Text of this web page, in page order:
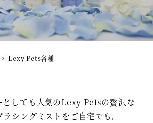
Lexy Pets各種
としても人気のLexy Petsの贅沢な
シングミストをご自宅でも。